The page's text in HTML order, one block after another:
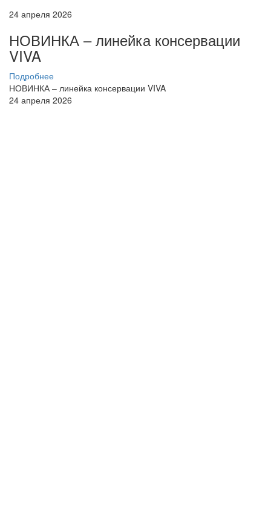
24 апреля 2026
НОВИНКА – линейка консервации
VIVA
Подробнее
НОВИНКА – линейка консервации VIVA
24 апреля 2026